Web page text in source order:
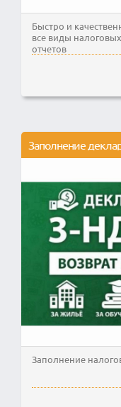
Быстро и
все виды
отчетов
Заполнение
Заполнение